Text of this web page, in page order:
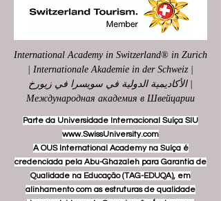
International Academy in Switzerland® in Zurich
| Internationale Akademie in der Schweiz |
الأكاديمية الدولية في سويسرا في زيورخ |
Международная академия в Швейцарии
Parte da Universidade Internacional Suíça SIU
www.SwissUniversity.com
A OUS International Academy na Suíça é
credenciada pela Abu-Ghazaleh para Garantia de
Qualidade na Educação (TAG-EDUQA), em
alinhamento com as estruturas de qualidade